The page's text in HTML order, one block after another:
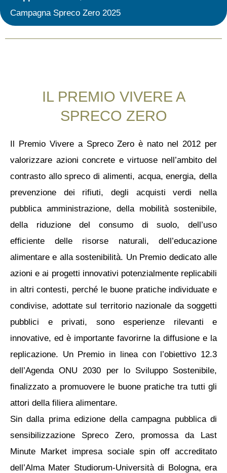
Campagna Spreco Zero 2025
IL PREMIO VIVERE A
SPRECO ZERO
Il Premio Vivere a Spreco Zero è nato nel 2012 per
valorizzare azioni concrete e virtuose nell’ambito del
contrasto allo spreco di alimenti, acqua, energia, della
prevenzione dei rifiuti, degli acquisti verdi nella
pubblica amministrazione, della mobilità sostenibile,
della riduzione del consumo di suolo, dell’uso
efficiente delle risorse naturali, dell’educazione
alimentare e alla sostenibilità. Un Premio dedicato alle
azioni e ai progetti innovativi potenzialmente replicabili
in altri contesti, perché le buone pratiche individuate e
condivise, adottate sul territorio nazionale da soggetti
pubblici e privati, sono esperienze rilevanti e
innovative, ed è importante favorirne la diffusione e la
replicazione. Un Premio in linea con l’obiettivo 12.3
dell’Agenda ONU 2030 per lo Sviluppo Sostenibile,
finalizzato a promuovere le buone pratiche tra tutti gli
attori della filiera alimentare.
Sin dalla prima edizione della campagna pubblica di
sensibilizzazione Spreco Zero, promossa da Last
Minute Market impresa sociale spin off accreditato
dell’Alma Mater Studiorum-Università di Bologna, era